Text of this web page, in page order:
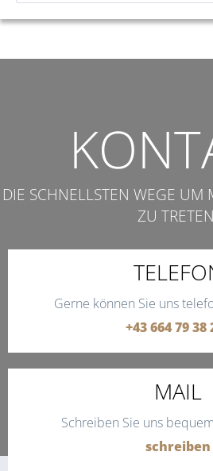
DIE SCHNELLSTEN WEGE UM
ZU
Gerne können Sie uns
+43 664 79 38
MAIL
Schreiben Sie uns
schreiben